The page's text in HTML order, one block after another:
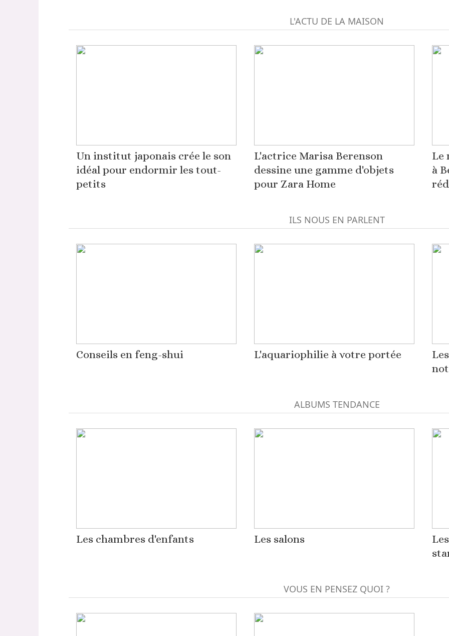
L'ACTU DE LA MAISON
Un institut japonais crée le son
idéal pour endormir les tout-
petits
L'actrice Marisa Berenson
dessine une gamme d'objets
pour Zara Home
Le
à
ILS NOUS EN PARLENT
Conseils en feng-shui L'aquariophilie à votre portée
ALBUMS TENDANCE
Les chambres d'enfants Les salons
VOUS EN PENSEZ QUOI ?